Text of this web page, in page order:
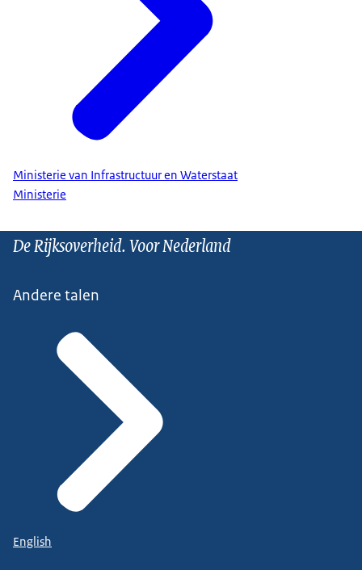
Ministerie van Infrastructuur en Waterstaat
Ministerie
De Rijksoverheid. Voor Nederland
Andere talen
English